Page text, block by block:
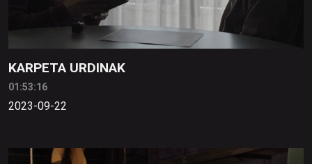
KARPETA URDINAK
01:53:16
2023-09-22